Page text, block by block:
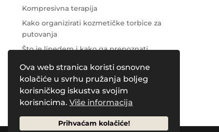
Ova web stranica koristi osnovne
kolačiće u svrhu pružanja boljeg
korisničkog iskustva svojim
korisnicima. Više informacija
Prihvaćam kolačiće!
Kompresivna terapija
Kako organizirati kozmetičke torbice za
putovanja
Što je lipedem i kako ga prepoznati
Njega područja oko očiju
Recent Comments